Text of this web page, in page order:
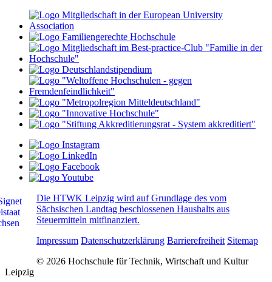
Die HTWK Leipzig wird auf Grundlage des vom
Sächsischen Landtag beschlossenen Haushalts aus
Steuermitteln mitfinanziert.
Impressum Datenschutzerklärung Barrierefreiheit Sitemap
© 2026 Hochschule für Technik, Wirtschaft und Kultur
Leipzig